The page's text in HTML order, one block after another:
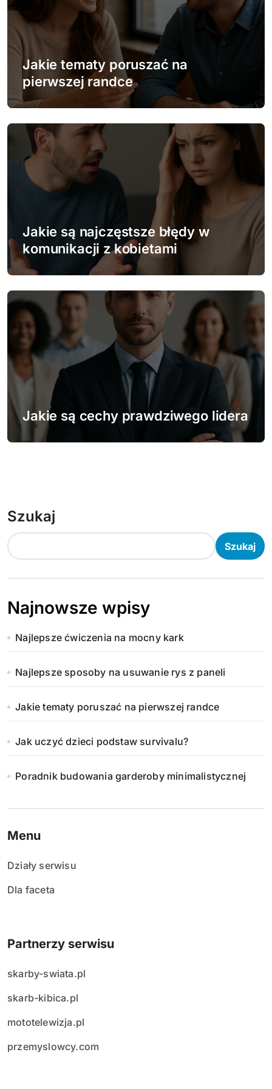
j
a
w
p
i
Jakie tematy poruszać na
pierwszej randce
Jakie są najczęstsze błędy w
komunikacji z kobietami
Jakie są cechy prawdziwego lidera
Szukaj
Szukaj
Najnowsze wpisy
Najlepsze ćwiczenia na mocny kark
Najlepsze sposoby na usuwanie rys z paneli
Jakie tematy poruszać na pierwszej randce
Jak uczyć dzieci podstaw survivalu?
Poradnik budowania garderoby minimalistycznej
Menu
Działy serwisu
Dla faceta
Partnerzy serwisu
skarby-swiata.pl
skarb-kibica.pl
mototelewizja.pl
przemyslowcy.com